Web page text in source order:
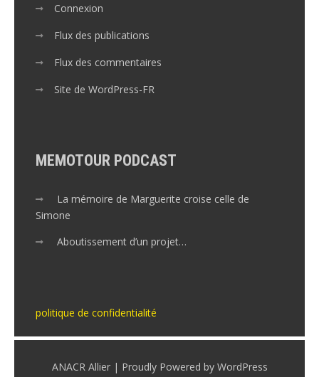
Connexion
Flux des publications
Flux des commentaires
Site de WordPress-FR
MEMOTOUR PODCAST
La mémoire de Marguerite croise celle de
Simone
Aboutissement d’un projet…
politique de confidentialité
ANACR Allier | Proudly Powered by WordPress